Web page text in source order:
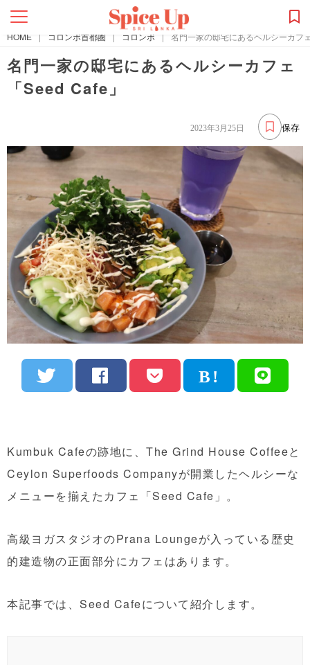
HOME | コロンボ首都圏 | コロンボ | 名門一家の邸宅にあるヘルシーカフ
名門一家の邸宅にあるヘルシーカフェ
「Seed Cafe」
保存
2023年3月25日
Kumbuk Cafeの跡地に、The Grind House Coffeeと
Ceylon Superfoods Companyが開業したヘルシーな
メニューを揃えたカフェ「Seed Cafe」。
高級ヨガスタジオのPrana Loungeが入っている歴史
的建造物の正面部分にカフェはあります。
本記事では、Seed Cafeについて紹介します。